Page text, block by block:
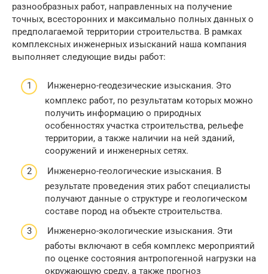
разнообразных работ, направленных на получение
точных, всесторонних и максимально полных данных о
предполагаемой территории строительства. В рамках
комплексных инженерных изысканий наша компания
выполняет следующие виды работ:
Инженерно-геодезические изыскания. Это
комплекс работ, по результатам которых можно
получить информацию о природных
особенностях участка строительства, рельефе
территории, а также наличии на ней зданий,
сооружений и инженерных сетях.
Инженерно-геологические изыскания. В
результате проведения этих работ специалисты
получают данные о структуре и геологическом
составе пород на объекте строительства.
Инженерно-экологические изыскания. Эти
работы включают в себя комплекс мероприятий
по оценке состояния антропогенной нагрузки на
окружающую среду, а также прогноз